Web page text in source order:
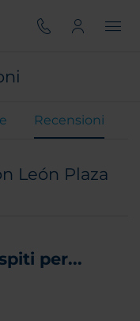
Recensioni
León Plaza
per...